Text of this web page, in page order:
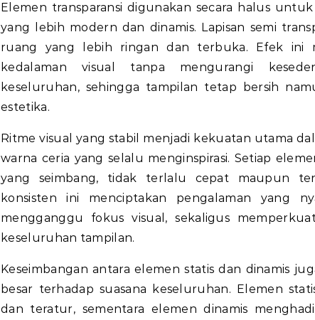
Elemen transparansi digunakan secara halus
yang lebih modern dan dinamis. Lapisan semi
ruang yang lebih ringan dan terbuka. Efek ini
kedalaman visual tanpa mengurangi
keseluruhan, sehingga tampilan tetap bersih
estetika.
Ritme visual yang stabil menjadi kekuatan utama
warna ceria yang selalu menginspirasi. Setiap
yang seimbang, tidak terlalu cepat maupun
konsisten ini menciptakan pengalaman yang
mengganggu fokus visual, sekaligus
keseluruhan tampilan.
Keseimbangan antara elemen statis dan dinamis
besar terhadap suasana keseluruhan. Elemen
dan teratur, sementara elemen dinamis